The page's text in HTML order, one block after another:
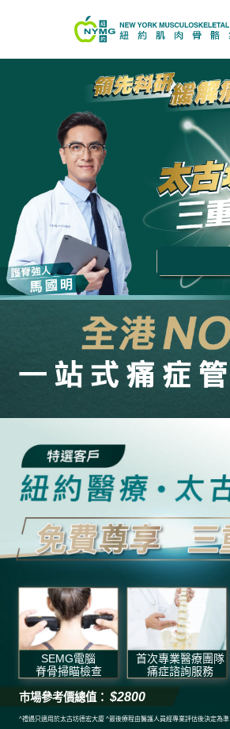
SEMG電腦
脊骨掃瞄檢查
巿場參考價總值： $2800
首次專業醫療團隊
痛症諮詢服務
^禮遇只適用於太古坊德宏大廈 ^最後療程由醫護人員經專業評估後決定為準